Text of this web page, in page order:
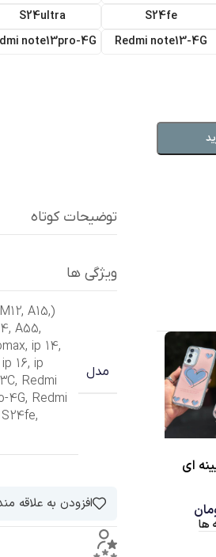
S24fe
S24ultra
Redmi note13-4G
note13pro-4G
ایی
ها
175,000تومان
انتخاب گزینه ها
توضیحات کوتاه
ویژگی ها
مدل
(A13(4G
,A15,
,A55,
, ip 14,
ip 16, ip
, Redmi
4G, Redmi
S24fe,
افزودن به علاقه